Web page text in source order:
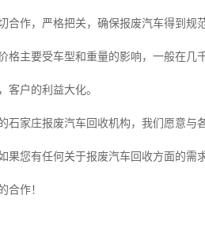
合作，严格把关，确保报废汽车得到规
格主要受车型和重量的影响，一般在
客户的利益大化。
石家庄报废汽车回收机构，我们愿意
果您有任何关于报废汽车回收方面的
合作！